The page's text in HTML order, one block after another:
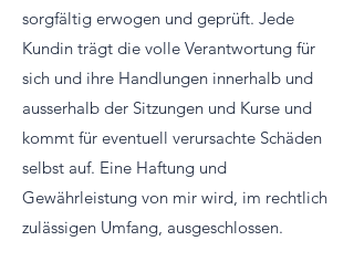
sorgfältig erwogen und geprüft. Jede
Kundin trägt die volle Verantwortung für
sich und ihre Handlungen innerhalb und
ausserhalb der Sitzungen und Kurse und
kommt für eventuell verursachte Schäden
selbst auf. Eine Haftung und
Gewährleistung von mir wird, im rechtlich
zulässigen Umfang, ausgeschlossen.